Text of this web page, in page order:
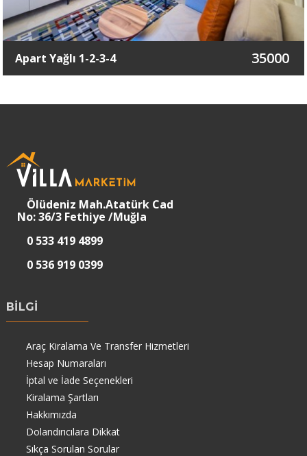
Apart Yağlı 1-2-3-4 35000
Ölüdeniz Mah.Atatürk Cad
No: 36/3 Fethiye /Muğla
0 533 419 4899
0 536 919 0399
BİLGİ
Araç Kiralama Ve Transfer Hizmetleri
Hesap Numaraları
İptal ve İade Seçenekleri
Kiralama Şartları
Hakkımızda
Dolandırıcılara Dikkat
Sıkça Sorulan Sorular